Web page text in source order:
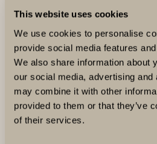
This website uses cookies
We use cookies to personalise
provide social media features
We also share information about
our social media, advertising
may combine it with other
provided to them or that they’ve
of their services.
med smält smör och riv över
Grädda i ugnen i 180 grader i
Skär svampen i bitar och
krossad vitlök. Krydda med salt
Lägg några blad spenat på
cannelloni per person och toppa